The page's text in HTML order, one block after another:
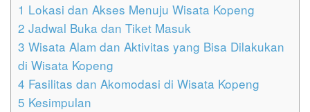
1 Lokasi dan Akses Menuju Wisata Kopeng
2 Jadwal Buka dan Tiket Masuk
3 Wisata Alam dan Aktivitas yang Bisa Dilakukan
di Wisata Kopeng
4 Fasilitas dan Akomodasi di Wisata Kopeng
5 Kesimpulan